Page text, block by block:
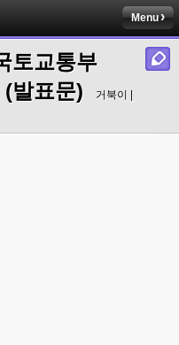
Menu
토교통부
발표문)
거북이 |